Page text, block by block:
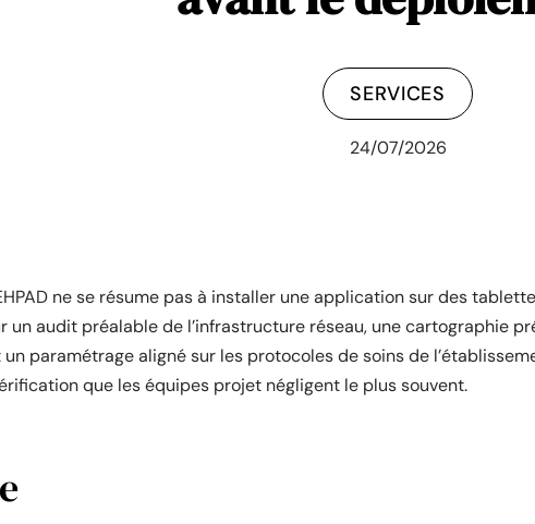
SERVICES
24/07/2026
ne se résume pas à installer une application sur des
un audit préalable de l’infrastructure réseau, une cartographie
paramétrage aligné sur les protocoles de soins de
que les équipes projet négligent le plus souvent.